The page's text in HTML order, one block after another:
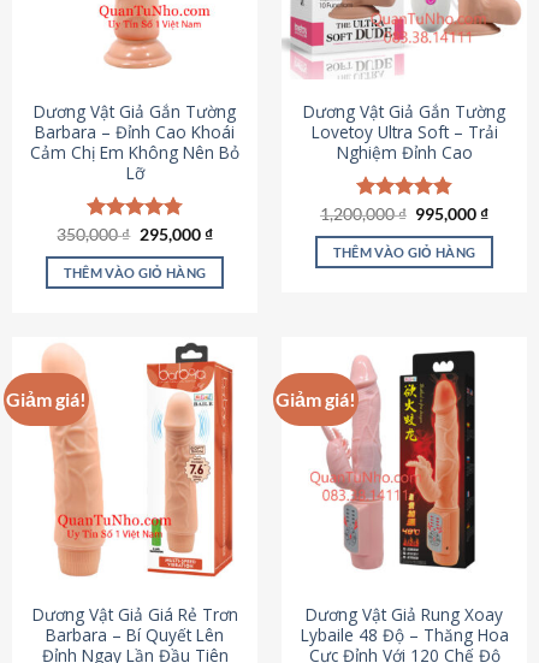
Dương Vật Giả Gắn Tường
Barbara – Đỉnh Cao Khoái
Cảm Chị Em Không Nên Bỏ
Lỡ
Được xếp
hạng4.79
5 sao
350,000₫ Giá
là:
350,000 ₫.
295,000₫Giá
tại
THÊM VÀO GIỎ HÀNG
Dương Vật Giả Gắn Tường
Lovetoy Ultra Soft – Trải
Nghiệm Đỉnh Cao
Được xếp
hạng4.82
5 sao
1,200,000₫ Giá
là:
1,200,000 ₫.
995,000₫Giá
tại
THÊM VÀO GIỎ HÀNG
Giảm giá!
Dương Vật Giả Giá Rẻ Trơn
Barbara – Bí Quyết Lên
Đỉnh Ngay Lần Đầu Tiên
Giảm giá!
Dương Vật Giả Rung Xoay
Lybaile 48 Độ – Thăng Hoa
Cực Đỉnh Với 120 Chế Độ